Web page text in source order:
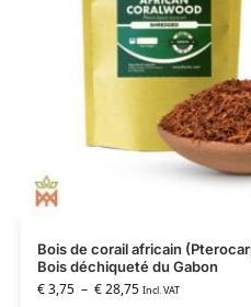
Bois de corail africain
Bois déchiqueté du Gabon
€3,75 – €28,75 Incl. VAT